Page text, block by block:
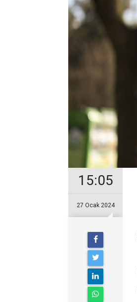
15:05
27 Ocak 2024